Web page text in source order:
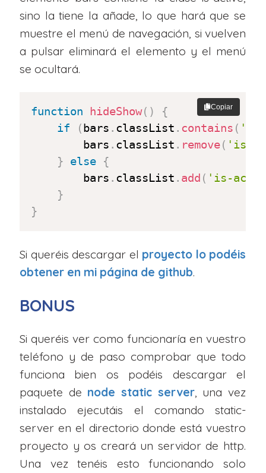
sino la tiene la añade, lo que hará que se
muestre el menú de navegación, si vuelven
a pulsar eliminará el elemento y el menú
se ocultará.
function hideShow( )
{
if
(bars . classList . contains (
		bars
. classList . remove( 'is-
} else {
		bars
. classList . add ( 'is-
}
}
Copiar
Si queréis descargar el proyecto lo podéis
obtener en mi página de github.
BONUS
Si queréis ver como funcionaría en vuestro
teléfono y de paso comprobar que todo
funciona bien os podéis descargar el
paquete de node static server, una vez
instalado ejecutáis el comando static-
server en el directorio donde está vuestro
proyecto y os creará un servidor de http.
Una vez tenéis esto funcionando solo